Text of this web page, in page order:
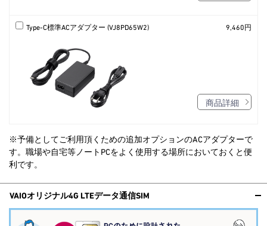
Type-C標準ACアダプター (VJ8PD65W2) 9,460円
商品詳細
※予備としてご利用頂くための追加オプションのACアダプターで
す。職場や自宅等ノートPCをよく使用する場所においておくと便
利です。
VAIOオリジナル4G LTEデータ通信SIM